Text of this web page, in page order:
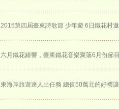
2015第四屆臺東詩歌節 少年遊 6日鐵花村
六月鐵花鐘響，臺東鐵花音樂聚落6月份節
東海岸旅遊達人出任務 總值50萬元的好禮